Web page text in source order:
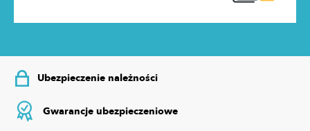
Ubezpieczenie należności
Gwarancje ubezpieczeniowe